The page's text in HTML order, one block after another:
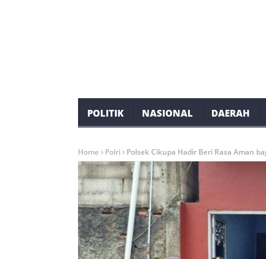
POLITIK NASIONAL DAERAH
Home Polri Polsek Cikupa Hadir Beri Rasa Aman